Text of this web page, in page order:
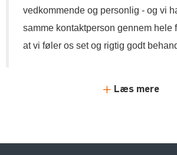
vedkommende og personlig - og vi
samme kontaktperson gennem hele
at vi føler os set og rigtig godt
Læs mere